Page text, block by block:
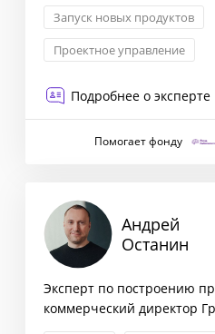
Запуск новых продуктов
Проектное управление
Антикризисный
Подробнее о эксперте
Помогает фонду
Андрей
Останин
Эксперт по построению
коммерческий директор